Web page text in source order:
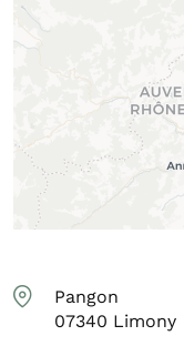
Pangon
07340 Limony